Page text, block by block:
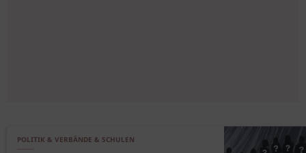
POLITIK & VERBÄNDE & SCHULEN